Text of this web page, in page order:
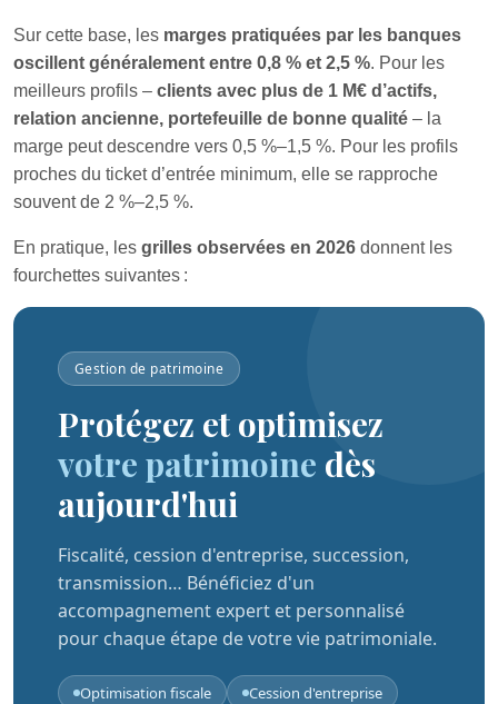
Sur cette base, les marges pratiquées par les banques
oscillent généralement entre 0,8 % et 2,5 %. Pour les
meilleurs profils – clients avec plus de 1 M€ d’actifs,
relation ancienne, portefeuille de bonne qualité – la
marge peut descendre vers 0,5 %–1,5 %. Pour les profils
proches du ticket d’entrée minimum, elle se rapproche
souvent de 2 %–2,5 %.
En pratique, les grilles observées en 2026 donnent les
fourchettes suivantes :
Gestion de patrimoine
Protégez et optimisez
votre patrimoine dès
aujourd'hui
Fiscalité, cession d'entreprise, succession,
transmission… Bénéficiez d'un
accompagnement expert et personnalisé
pour chaque étape de votre vie patrimoniale.
Optimisation fiscale
Cession d'entreprise